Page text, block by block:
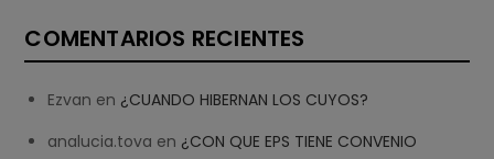
COMENTARIOS RECIENTES
Ezvan en ¿CUANDO HIBERNAN LOS CUYOS?
analucia.tova en ¿CON QUE EPS TIENE CONVENIO